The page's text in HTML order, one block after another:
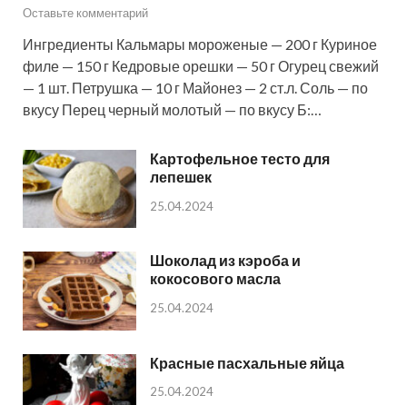
Оставьте комментарий
Ингредиенты Кальмары мороженые — 200 г Куриное
филе — 150 г Кедровые орешки — 50 г Огурец свежий
— 1 шт. Петрушка — 10 г Майонез — 2 ст.л. Соль — по
вкусу Перец черный молотый — по вкусу Б:…
Картофельное тесто для
лепешек
25.04.2024
Шоколад из кэроба и
кокосового масла
25.04.2024
Красные пасхальные яйца
25.04.2024